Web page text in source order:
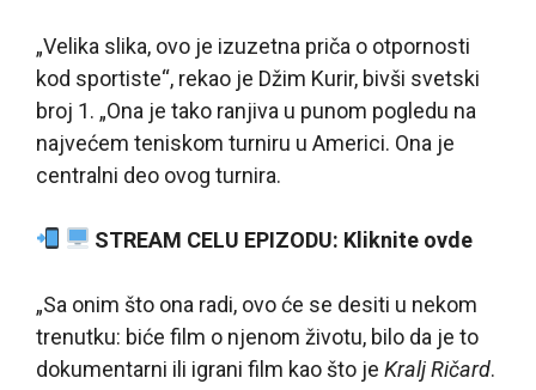
„Velika slika, ovo je izuzetna priča o otpornosti
kod sportiste“, rekao je Džim Kurir, bivši svetski
broj 1. „Ona je tako ranjiva u punom pogledu na
najvećem teniskom turniru u Americi. Ona je
centralni deo ovog turnira.
STREAM CELU EPIZODU: Kliknite ovde
„Sa onim što ona radi, ovo će se desiti u nekom
trenutku: biće film o njenom životu, bilo da je to
dokumentarni ili igrani film kao što je Kralj Ričard.